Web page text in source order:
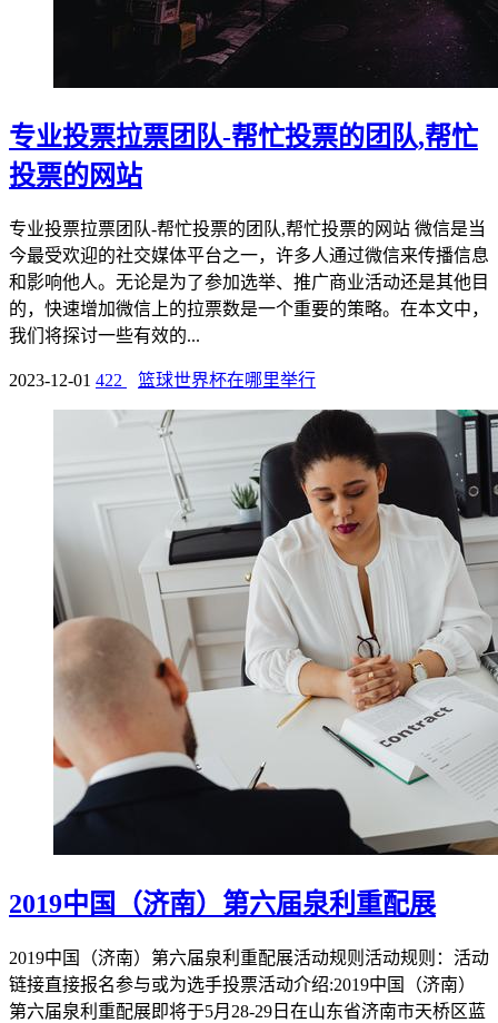
专业投票拉票团队-帮忙投票的团队,帮忙
投票的网站
专业投票拉票团队-帮忙投票的团队,帮忙投票的网站 微信是当
今最受欢迎的社交媒体平台之一，许多人通过微信来传播信息
和影响他人。无论是为了参加选举、推广商业活动还是其他目
的，快速增加微信上的拉票数是一个重要的策略。在本文中，
我们将探讨一些有效的...
2023-12-01 422 篮球世界杯在哪里举行
2019中国（济南）第六届泉利重配展
2019中国（济南）第六届泉利重配展活动规则活动规则：活动
链接直接报名参与或为选手投票活动介绍:2019中国（济南）
第六届泉利重配展即将于5月28-29日在山东省济南市天桥区蓝